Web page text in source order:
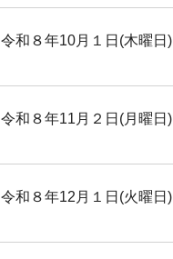
令和８年10月１日(木曜日)
令和８年11月２日(月曜日)
令和８年12月１日(火曜日)